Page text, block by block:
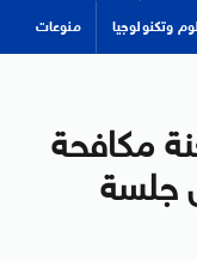
وتكنولوجيا منوعات
مكافحة
جلسة